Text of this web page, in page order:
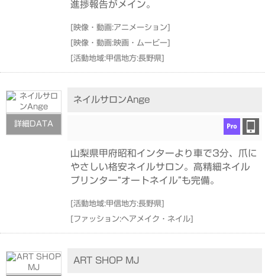
進捗報告がメイン。
[映像・動画:アニメーション]
[映像・動画:映画・ムービー]
[活動地域:甲信地方:長野県]
詳細DATA
ネイルサロンAnge
山梨県甲府昭和インターより車で3分、爪に
やさしい格安ネイルサロン。高精細ネイル
プリンター“オートネイル”も完備。
[活動地域:甲信地方:長野県]
[ファッション:ヘアメイク・ネイル]
ART SHOP MJ